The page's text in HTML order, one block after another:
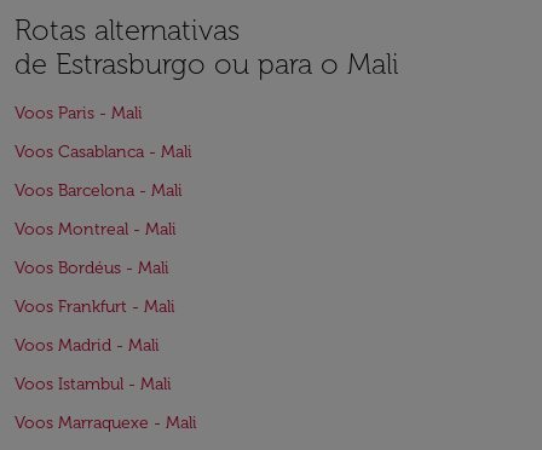
Rotas alternativas
de Estrasburgo ou para o Mali
Voos Paris - Mali
Voos Casablanca - Mali
Voos Barcelona - Mali
Voos Montreal - Mali
Voos Bordéus - Mali
Voos Frankfurt - Mali
Voos Madrid - Mali
Voos Istambul - Mali
Voos Marraquexe - Mali